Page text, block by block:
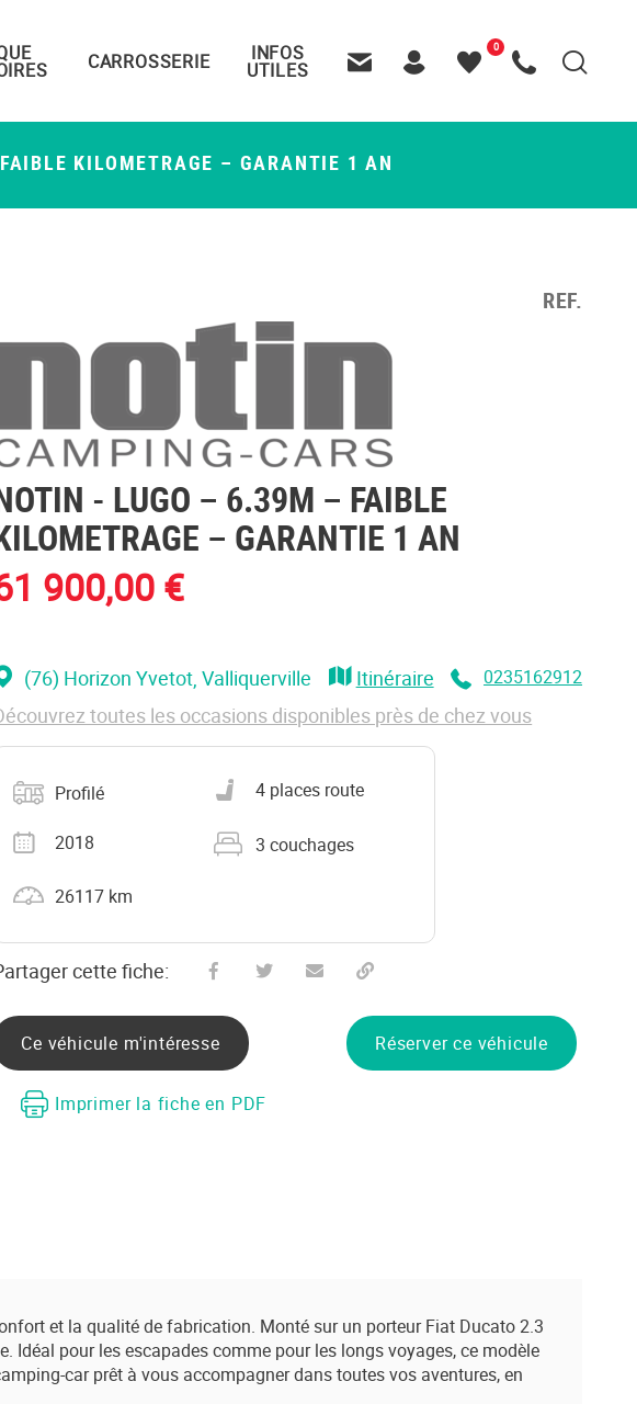
CARROSSERIE INFOS
UTILES
Recherche
0
KILOMETRAGE – GARANTIE 1 AN
REF.
- LUGO – 6.39M – FAIBLE
– GARANTIE 1 AN
900,00 €
(76) Horizon Yvetot, Valliquerville Itinéraire 0235162912
toutes les occasions disponibles près de chez vous
Catégorie
Profilé
Nombre de places carte grise
4 places route
Année2018 Nombre de couchages
3 couchages
Kilométrage
26117 km
cette fiche:
Ce véhicule m'intéresse
Réserver ce véhicule
Imprimer la fiche en PDF
et la qualité de fabrication. Monté sur un porteur Fiat Ducato 2.3
Idéal pour les escapades comme pour les longs voyages, ce modèle
car prêt à vous accompagner dans toutes vos aventures, en